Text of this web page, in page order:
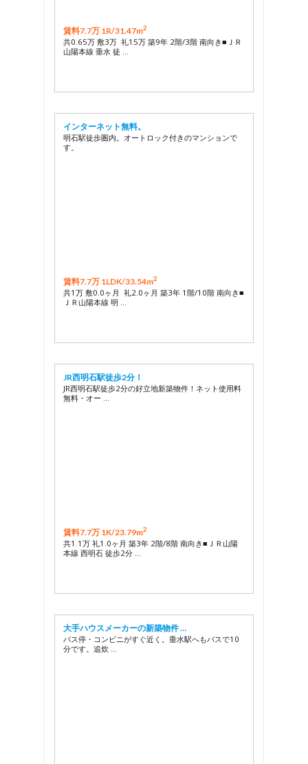
賃料7.7万 1R/31.47m2
共0.65万 敷3万 礼15万 築9年 2階/3階 南向き■ＪＲ
山陽本線 垂水 徒 …
インターネット無料。
明石駅徒歩圏内。オートロック付きのマンションで
す。
賃料7.7万 1LDK/33.54m2
共1万 敷0.0ヶ月 礼2.0ヶ月 築3年 1階/10階 南向き■
ＪＲ山陽本線 明 …
JR西明石駅徒歩2分！
JR西明石駅徒歩2分の好立地新築物件！ネット使用料
無料・オー …
賃料7.7万 1K/23.79m2
共1.1万 礼1.0ヶ月 築3年 2階/8階 南向き■ＪＲ山陽
本線 西明石 徒歩2分 …
大手ハウスメーカーの新築物件 …
バス停・コンビニがすぐ近く。垂水駅へもバスで10
分です。追炊 …